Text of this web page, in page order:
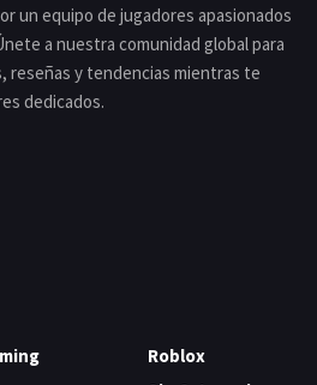
un equipo de jugadores apasionados
a nuestra comunidad global para
reseñas y tendencias mientras te
dedicados.
Roblox